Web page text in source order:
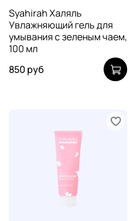
Syahirah Халяль
Увлажняющий гель для
умывания с зеленым чаем,
100 мл
850 руб